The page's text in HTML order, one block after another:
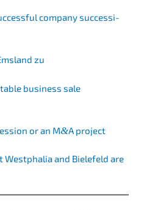
compa­ny succes­si­
zu
business sale
or an M&A project
Westpha­lia and Biele­feld are